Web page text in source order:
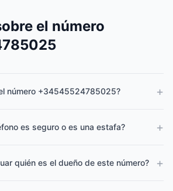
el número
número +34545524785025? +
es seguro o es una estafa? +
quién es el dueño de este número? +